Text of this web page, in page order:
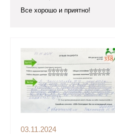
Все хорошо и приятно!
03.11.2024